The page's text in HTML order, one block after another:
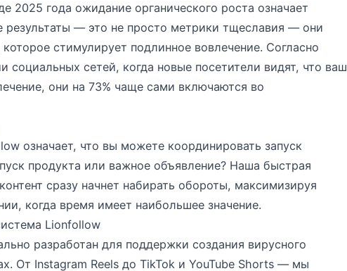
года ожидание органического роста означает
— это не просто метрики тщеславия — они
стимулирует подлинное вовлечение. Согласно
социальных сетей, когда новые посетители видят, что ваш
они на 73% чаще сами включаются во
означает, что вы можете координировать запуск
продукта или важное объявление? Наша быстрая
сразу начнет набирать обороты, максимизируя
когда время имеет наибольшее значение.
Lionfollow
разработан для поддержки создания вирусного
От Instagram Reels до TikTok и YouTube Shorts — мы